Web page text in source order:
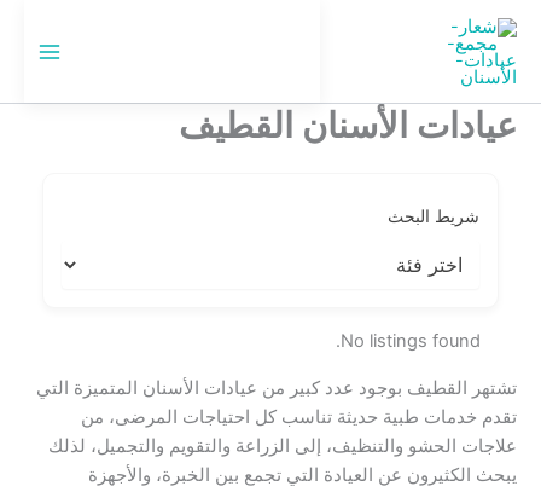
تخطي
إلى
المحتوى
عيادات الأسنان القطيف
شريط البحث
No listings found.
تشتهر القطيف بوجود عدد كبير من عيادات الأسنان المتميزة التي
تقدم خدمات طبية حديثة تناسب كل احتياجات المرضى، من
علاجات الحشو والتنظيف، إلى الزراعة والتقويم والتجميل، لذلك
يبحث الكثيرون عن العيادة التي تجمع بين الخبرة، والأجهزة